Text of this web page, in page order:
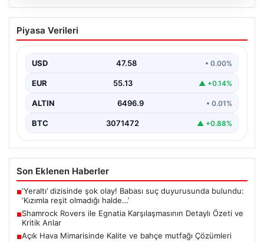
05.08.2026
Shamrock Rovers ile Egnatia
Karşılaşmasının Detaylı Özeti ve Kritik
İrlanda temsilcisi Shamrock Rovers, Avrupa kupaları
bir…
Piyasa Verileri
USD 47.58 • 0.00%
EUR 55.13 ▲ +0.14%
ALTIN 6496.9 • 0.01%
BTC 3071472 ▲ +0.88%
Son Eklenen Haberler
■‘Yeraltı’ dizisinde şok olay! Babası suç duyurusunda bulundu:
‘Kızımla reşit olmadığı halde…’
■Shamrock Rovers ile Egnatia Karşılaşmasının Detaylı Özeti ve
Kritik Anlar
■Açık Hava Mimarisinde Kalite ve bahçe mutfağı Çözümleri